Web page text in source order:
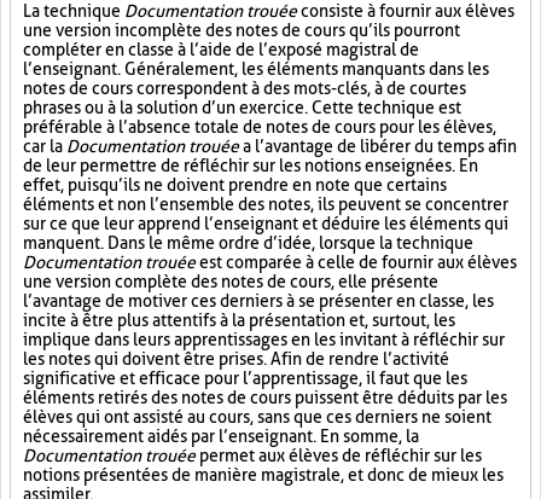
La technique Documentation trouéeconsiste à fournir aux élèves
une version incomplète des notes de cours qu’ils pourront
compléter en classe à l’aide de l’exposé magistral de
l’enseignant. Généralement, les éléments manquants dans les
notes de cours correspondent à des mots-clés, à de courtes
phrases ou à la solution d’un exercice. Cette technique est
préférable à l’absence totale de notes de cours pour les élèves,
car la Documentation trouéea l’avantage de libérer du temps afin
de leur permettre de réfléchir sur les notions enseignées. En
effet, puisqu’ils ne doivent prendre en note que certains
éléments et non l’ensemble des notes, ils peuvent se concentrer
sur ce que leur apprend l’enseignant et déduire les éléments qui
manquent. Dans le même ordre d’idée, lorsque la technique
Documentation trouéeest comparée à celle de fournir aux élèves
une version complète des notes de cours, elle présente
l’avantage de motiver ces derniers à se présenter en classe, les
incite à être plus attentifs à la présentation et, surtout, les
implique dans leurs apprentissages en les invitant à réfléchir sur
les notes qui doivent être prises. Afin de rendre l’activité
significative et efficace pour l’apprentissage, il faut que les
éléments retirés des notes de cours puissent être déduits par les
élèves qui ont assisté au cours, sans que ces derniers ne soient
nécessairement aidés par l’enseignant. En somme, la
Documentation trouéepermet aux élèves de réfléchir sur les
notions présentées de manière magistrale, et donc de mieux les
assimiler.